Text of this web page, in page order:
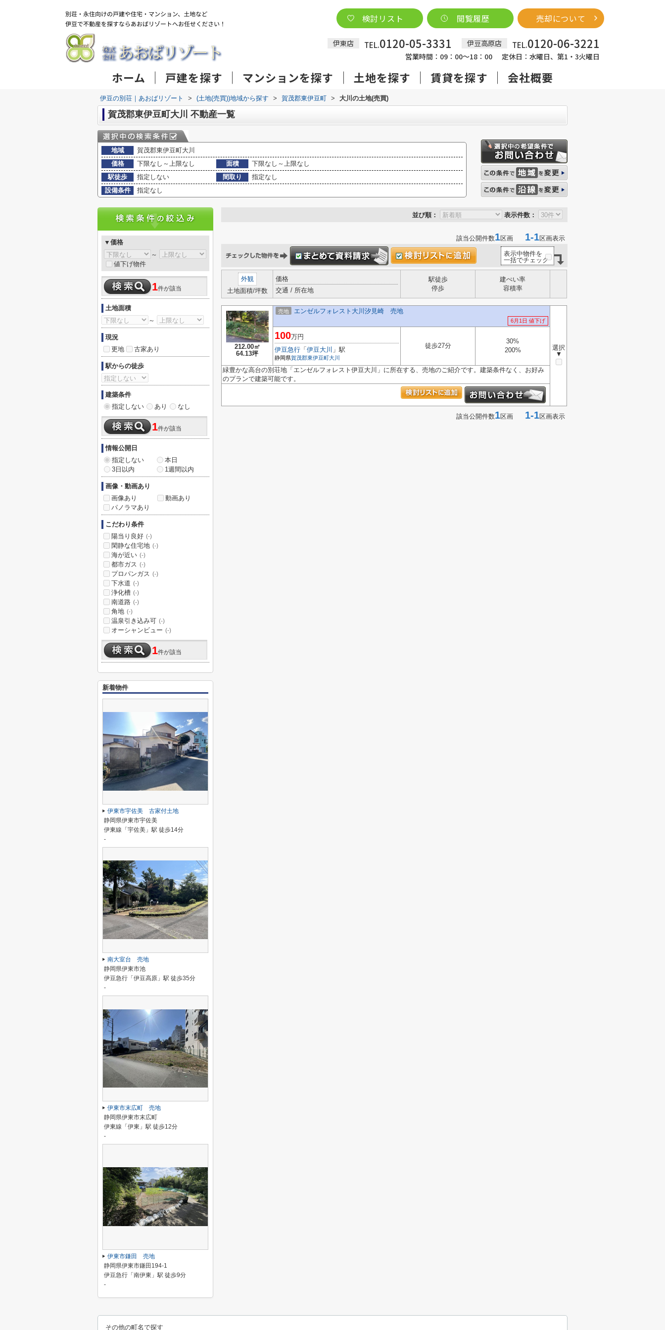
伊東店 TEL.0120-05-3331 伊豆高原店 TEL.0120-06-3221
営業時間：09：00～18：00 定休日：水曜日、第1・3火曜日
検討リスト 閲覧履歴 売却について
ホーム 戸建を探す マンションを探す 土地を探す 賃貸を探す 会社概要
伊豆の別荘｜あおばリゾート > (土地(売買))地域から探す > 賀茂郡東伊豆町 > 大川の土地(売買)
賀茂郡東伊豆町大川 不動産一覧
地域
賀茂郡東伊豆町大川
価格
下限なし～上限なし 面積
下限なし～上限なし
駅徒歩
指定しない 間取り
指定なし
設備条件
指定なし
並び順： 表示件数：
該当公開件数1区画 1-1区画表示
表示中物件を
一括でチェック
外観
土地面積/坪数
価格
交通 / 所在地
駅徒歩
停歩
建ぺい率
容積率
212.00㎡
64.13坪
売地 エンゼルフォレスト大川汐見崎 売地
6月1日 値下げ
選択
▼
100万円
伊豆急行 「 伊豆大川 」駅
静岡県賀茂郡東伊豆町大川
徒歩27分
30%
200%
緑豊かな高台の別荘地「エンゼルフォレスト伊豆大川」に所在する、売地のご紹介です。建築条件なく、お好み
のプランで建築可能です。
該当公開件数1区画 1-1区画表示
▼価格
～
値下げ物件
1件が該当
土地面積
～
現況
更地
古家あり
駅からの徒歩
建築条件
指定しない
あり なし
1件が該当
情報公開日
指定しない
本日
3日以内
1週間以内
画像・動画あり
画像あり
動画あり
パノラマあり
こだわり条件
陽当り良好 (-)
閑静な住宅地 (-)
海が近い (-)
都市ガス (-)
プロパンガス (-)
下水道 (-)
浄化槽 (-)
南道路 (-)
角地 (-)
温泉引き込み可 (-)
オーシャンビュー (-)
1件が該当
新着物件
伊東市宇佐美 古家付土地
静岡県伊東市宇佐美
伊東線「宇佐美」駅 徒歩14分
-
南大室台 売地
静岡県伊東市池
伊豆急行「伊豆高原」駅 徒歩35分
-
伊東市末広町 売地
静岡県伊東市末広町
伊東線「伊東」駅 徒歩12分
-
伊東市鎌田 売地
静岡県伊東市鎌田194-1
伊豆急行「南伊東」駅 徒歩9分
-
その他の町名で探す